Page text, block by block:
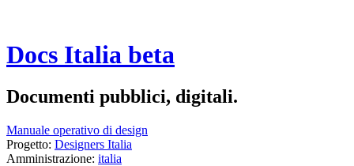
Docs Italia beta
Documenti pubblici, digitali.
Manuale operativo di design
Progetto: Designers Italia
Amministrazione: italia